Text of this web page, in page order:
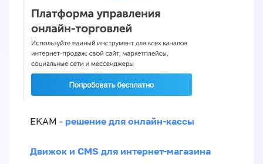
EKAM - решение для онлайн-кассы
Движок и CMS для интернет-магазина